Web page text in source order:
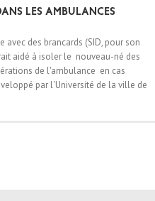
les ambulances
avec des brancards (SID, pour son
aidé à isoler le nouveau-né des
de l'ambulance en cas
par l'Université de la ville de